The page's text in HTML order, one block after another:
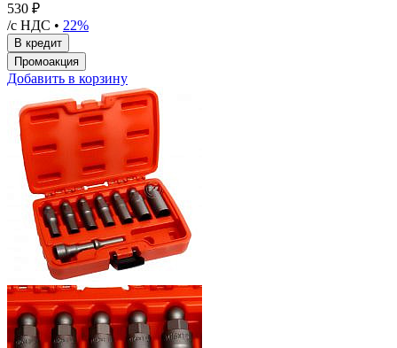
530 ₽
/с НДС • 22%
Добавить в корзину